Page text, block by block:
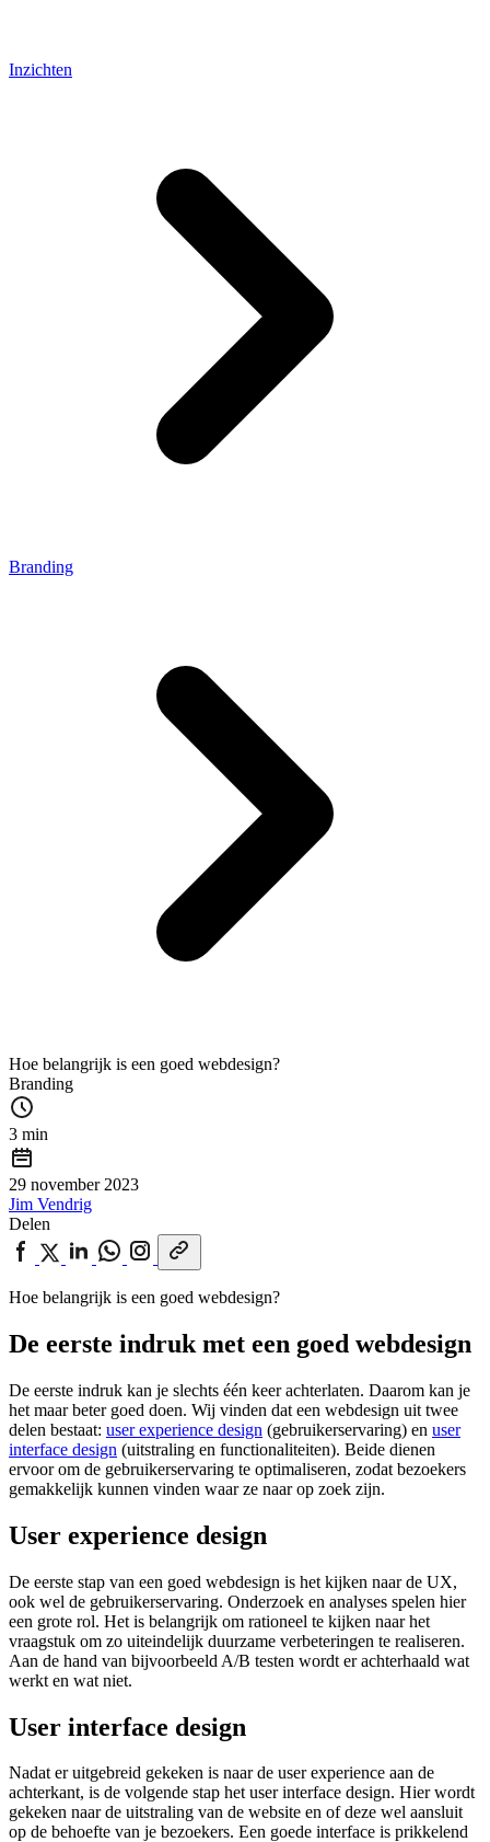
Inzichten
Branding
Hoe belangrijk is een goed webdesign?
Branding
3 min
29 november 2023
Jim Vendrig
Delen
Hoe belangrijk is een goed webdesign?
De eerste indruk met een goed webdesign
De eerste indruk kan je slechts één keer achterlaten. Daarom kan je
het maar beter goed doen. Wij vinden dat een webdesign uit twee
delen bestaat: user experience design (gebruikerservaring) en user
interface design (uitstraling en functionaliteiten). Beide dienen
ervoor om de gebruikerservaring te optimaliseren, zodat bezoekers
gemakkelijk kunnen vinden waar ze naar op zoek zijn.
User experience design
De eerste stap van een goed webdesign is het kijken naar de UX,
ook wel de gebruikerservaring. Onderzoek en analyses spelen hier
een grote rol. Het is belangrijk om rationeel te kijken naar het
vraagstuk om zo uiteindelijk duurzame verbeteringen te realiseren.
Aan de hand van bijvoorbeeld A/B testen wordt er achterhaald wat
werkt en wat niet.
User interface design
Nadat er uitgebreid gekeken is naar de user experience aan de
achterkant, is de volgende stap het user interface design. Hier wordt
gekeken naar de uitstraling van de website en of deze wel aansluit
op de behoefte van je bezoekers. Een goede interface is prikkelend